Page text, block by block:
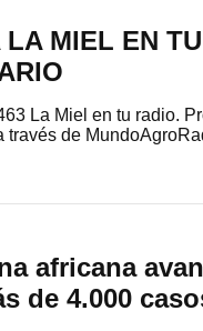
MIEL EN
La Miel en tu radio.
través de
africana
de 4.000